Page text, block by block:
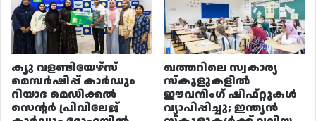
ക്യു വളണ്ടിയേഴ്‌സ്
മെമ്പർഷിപ്പ് കാർഡും
റിയാദ മെഡിക്കൽ
സെന്റർ പ്രിവിലേജ്
ഖത്തറിലെ സ്വകാര്യ
സ്കൂളുകളിൽ
ഈവനിംഗ് ഷിഫ്റ്റുകൾ
വ്യാപിപ്പിച്ചു; ഇന്ത്യൻ